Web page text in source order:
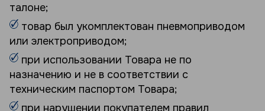
талоне;
товар был укомплектован пневмоприводом
или электроприводом;
при использовании Товара не по
назначению и не в соответствии с
техническим паспортом Товара;
при нарушении покупателем правил